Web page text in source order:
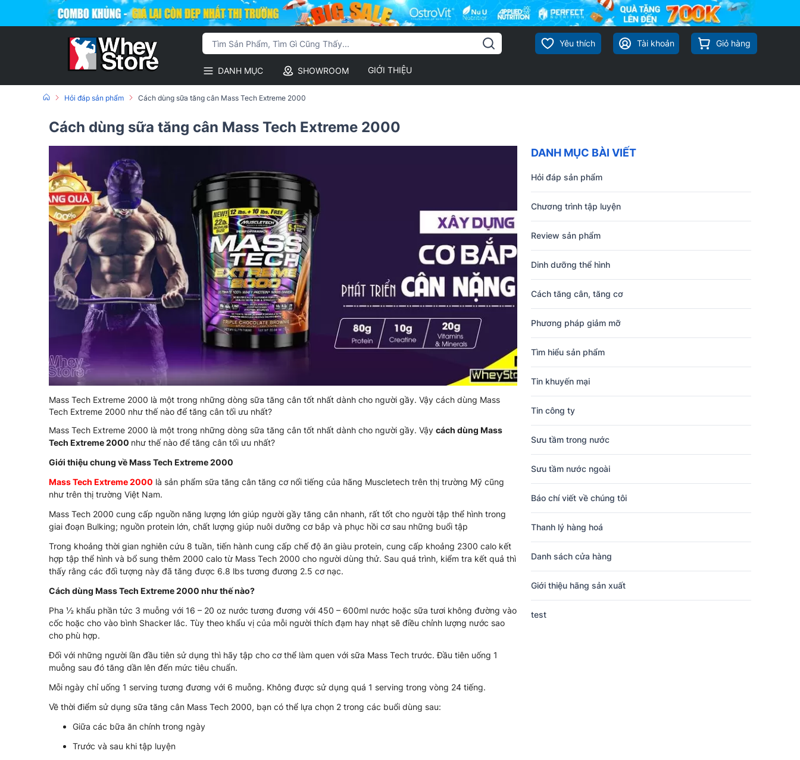
Yêu thích Tài khoản Giỏ hàng
DANH MỤC SHOWROOM GIỚI THIỆU
Hỏi đáp sản phẩm Cách dùng sữa tăng cân Mass Tech Extreme 2000
Cách dùng sữa tăng cân Mass Tech Extreme 2000
Mass Tech Extreme 2000 là một trong những dòng sữa tăng cân tốt nhất dành cho người gầy. Vậy cách dùng Mass
Tech Extreme 2000 như thế nào để tăng cân tối ưu nhất?
Mass Tech Extreme 2000 là một trong những dòng sữa tăng cân tốt nhất dành cho người gầy. Vậy cách dùng Mass
Tech Extreme 2000 như thế nào để tăng cân tối ưu nhất?
Giới thiệu chung về Mass Tech Extreme 2000
Mass Tech Extreme 2000 là sản phẩm sữa tăng cân tăng cơ nổi tiếng của hãng Muscletech trên thị trường Mỹ cũng
như trên thị trường Việt Nam.
Mass Tech 2000 cung cấp nguồn năng lượng lớn giúp người gầy tăng cân nhanh, rất tốt cho người tập thể hình trong
giai đoạn Bulking; nguồn protein lớn, chất lượng giúp nuôi dưỡng cơ bắp và phục hồi cơ sau những buổi tập
Trong khoảng thời gian nghiên cứu 8 tuần, tiến hành cung cấp chế độ ăn giàu protein, cung cấp khoảng 2300 calo kết
hợp tập thể hình và bổ sung thêm 2000 calo từ Mass Tech 2000 cho người dùng thử. Sau quá trình, kiểm tra kết quả thì
thấy rằng các đối tượng này đã tăng được 6.8 lbs tương đương 2.5 cơ nạc.
Cách dùng Mass Tech Extreme 2000 như thế nào?
Pha ½ khẩu phần tức 3 muỗng với 16 – 20 oz nước tương đương với 450 – 600ml nước hoặc sữa tươi không đường vào
cốc hoặc cho vào bình Shacker lắc. Tùy theo khẩu vị của mỗi người thích đạm hay nhạt sẽ điều chỉnh lượng nước sao
cho phù hợp.
Đối với những người lần đầu tiên sử dụng thì hãy tập cho cơ thể làm quen với sữa Mass Tech trước. Đầu tiên uống 1
muỗng sau đó tăng dần lên đến mức tiêu chuẩn.
Mỗi ngày chỉ uống 1 serving tương đương với 6 muỗng. Không được sử dụng quá 1 serving trong vòng 24 tiếng.
Về thời điểm sử dụng sữa tăng cân Mass Tech 2000, bạn có thể lựa chọn 2 trong các buổi dùng sau:
Giữa các bữa ăn chính trong ngày
Trước và sau khi tập luyện
DANH MỤC BÀI VIẾT
Hỏi đáp sản phẩm
Chương trình tập luyện
Review sản phẩm
Dinh dưỡng thể hình
Cách tăng cân, tăng cơ
Phương pháp giảm mỡ
Tìm hiểu sản phẩm
Tin khuyến mại
Tin công ty
Sưu tầm trong nước
Sưu tầm nước ngoài
Báo chí viết về chúng tôi
Thanh lý hàng hoá
Danh sách cửa hàng
Giới thiệu hãng sản xuất
test